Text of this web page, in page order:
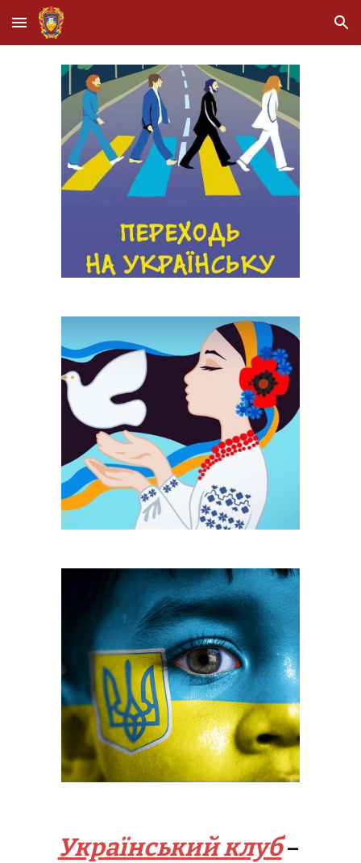
Skip to main content Skip to navigation
Український клуб–